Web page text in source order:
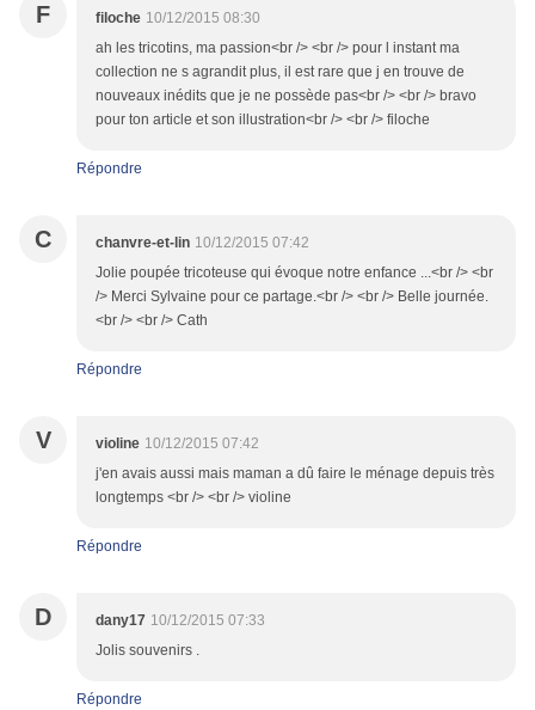
F filoche 10/12/2015 08:30
ah les tricotins, ma passion<br /> <br /> pour l instant ma
collection ne s agrandit plus, il est rare que j en trouve de
nouveaux inédits que je ne possède pas<br /> <br /> bravo
pour ton article et son illustration<br /> <br /> filoche
Répondre
C chanvre-et-lin 10/12/2015 07:42
Jolie poupée tricoteuse qui évoque notre enfance ...<br /> <br
/> Merci Sylvaine pour ce partage.<br /> <br /> Belle journée.
<br /> <br /> Cath
Répondre
V violine 10/12/2015 07:42
j'en avais aussi mais maman a dû faire le ménage depuis très
longtemps <br /> <br /> violine
Répondre
D dany17 10/12/2015 07:33
Jolis souvenirs .
Répondre